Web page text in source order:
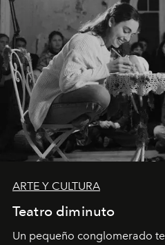
ARTE Y CULTURA
Teatro diminuto
Un pequeño conglomerado